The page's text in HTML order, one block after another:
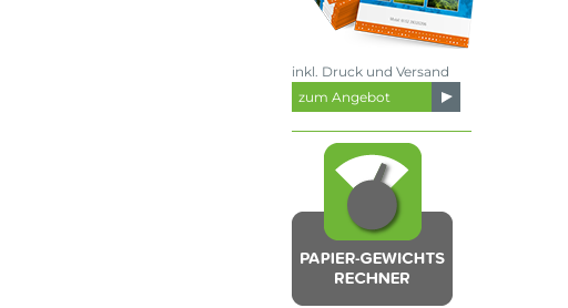
inkl. Druck und Versand
zum Angebot